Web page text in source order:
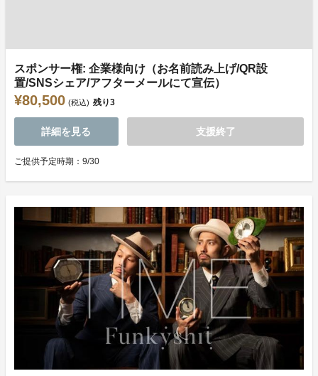
スポンサー権: 企業様向け（お名前読み上げ/QR設
置/SNSシェア/アフターメールにて宣伝）
¥80,500 (税込) 残り3
詳細を見る 支援終了
ご提供予定時期：9/30